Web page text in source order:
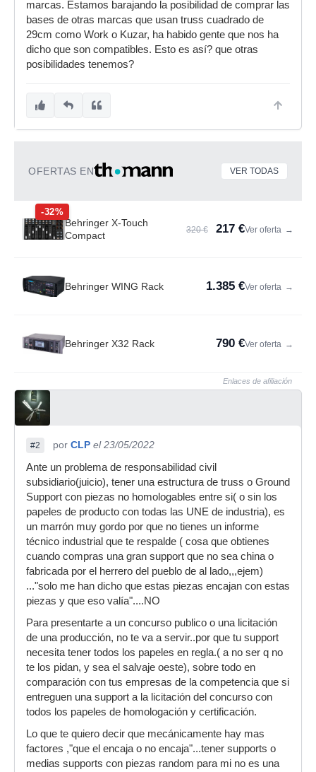
marcas. Estamos barajando la posibilidad de comprar las
bases de otras marcas que usan truss cuadrado de
29cm como Work o Kuzar, ha habido gente que nos ha
dicho que son compatibles. Esto es así? que otras
posibilidades tenemos?
OFERTAS EN VER TODAS
-32%
Behringer X-Touch
Compact
320 € 217 €Ver oferta →
Behringer WING Rack 1.385 €Ver oferta →
Behringer X32 Rack 790 €Ver oferta →
Enlaces de afiliación
#2 por CLP el 23/05/2022
Ante un problema de responsabilidad civil
subsidiario(juicio), tener una estructura de truss o Ground
Support con piezas no homologables entre si( o sin los
papeles de producto con todas las UNE de industria), es
un marrón muy gordo por que no tienes un informe
técnico industrial que te respalde ( cosa que obtienes
cuando compras una gran support que no sea china o
fabricada por el herrero del pueblo de al lado,,,ejem)
..."solo me han dicho que estas piezas encajan con estas
piezas y que eso valía"....NO
Para presentarte a un concurso publico o una licitación
de una producción, no te va a servir..por que tu support
necesita tener todos los papeles en regla.( a no ser q no
te los pidan, y sea el salvaje oeste), sobre todo en
comparación con tus empresas de la competencia que si
entreguen una support a la licitación del concurso con
todos los papeles de homologación y certificación.
Lo que te quiero decir que mecánicamente hay mas
factores ,"que el encaja o no encaja"...tener supports o
medias supports con piezas random para mi no es una